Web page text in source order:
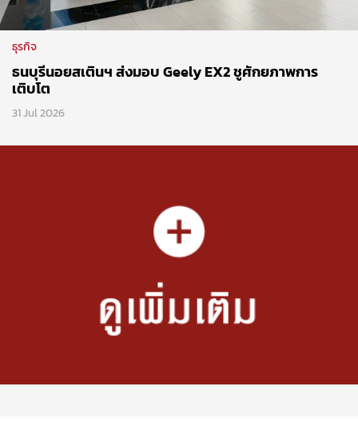
ธุรกิจ
ธนบุรีนอยสเตินฯ ส่งมอบ Geely EX2 ชูศักยภาพการ
เติบโต
31 Jul 2026